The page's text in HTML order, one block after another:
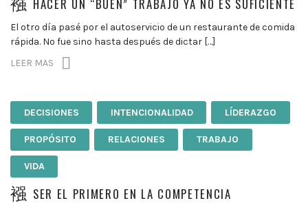
HACER UN “BUEN” TRABAJO YA NO ES SUFICIENTE
El otro día pasé por el autoservicio de un restaurante de comida
rápida. No fue sino hasta después de dictar […]
LEER MAS
DECISIONES INTENCIONALIDAD LÍDERAZGO
PROPÓSITO RELACIONES TRABAJO
VIDA
SER EL PRIMERO EN LA COMPETENCIA